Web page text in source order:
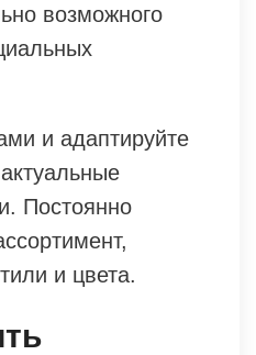
возможного
и адаптируйте
Постоянно
и цвета.